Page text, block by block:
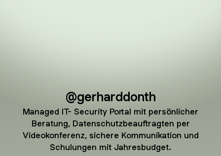
@gerharddonth
Managed IT- Security Portal mit persönlicher
Beratung, Datenschutzbeauftragten per
Videokonferenz, sichere Kommunikation und
Schulungen mit Jahresbudget.